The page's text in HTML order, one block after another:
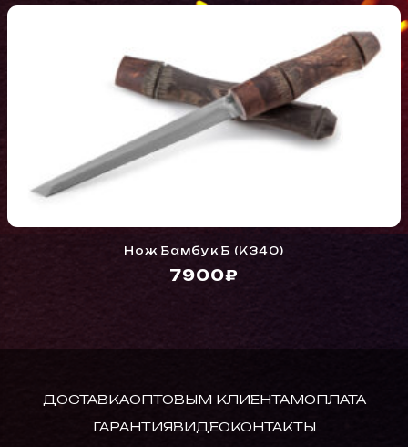
Нож Бамбук Б (K340)
7900₽
ДОСТАВКАОПТОВЫМ КЛИЕНТАМОПЛАТА
ГАРАНТИЯВИДЕОКОНТАКТЫ